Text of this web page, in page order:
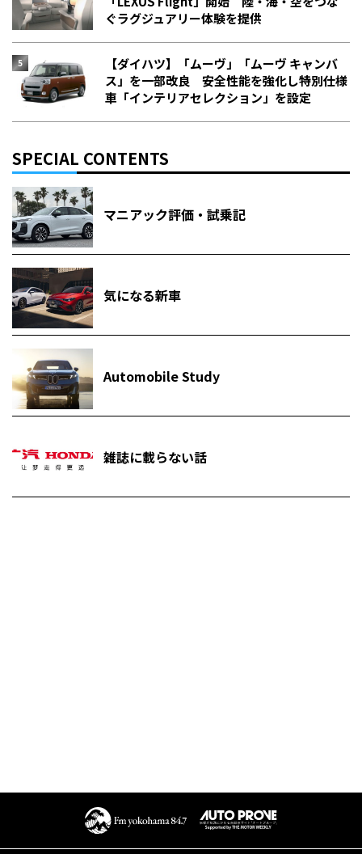
ぐラグジュアリー体験を提供
【ダイハツ】「ムーヴ」「ムーヴ キャンバ
ス」を一部改良 安全性能を強化し特別仕様
車「インテリアセレクション」を設定
SPECIAL CONTENTS
マニアック評価・試乗記
気になる新車
Automobile Study
雑誌に載らない話